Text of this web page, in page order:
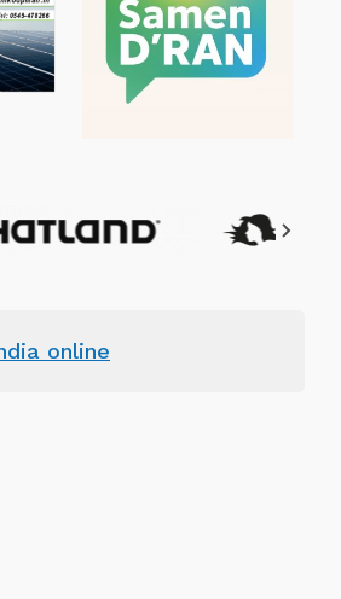
online